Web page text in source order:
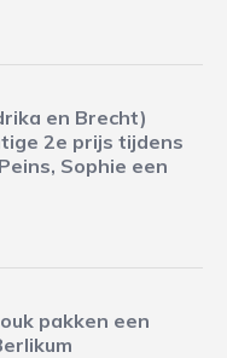
en Brecht)
2e prijs tijdens
Sophie een
pakken een